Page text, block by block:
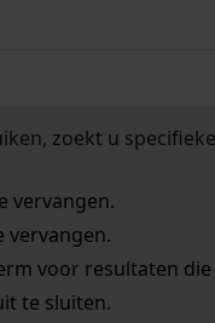
zoekt u
vervangen.
voor resultaten die
te sluiten.